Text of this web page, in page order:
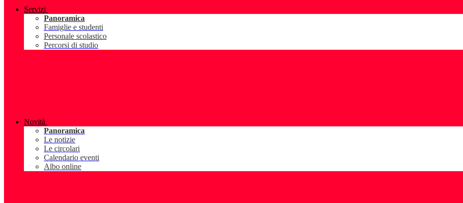
Servizi
Panoramica
Famiglie e studenti
Personale scolastico
Percorsi di studio
Novità
Panoramica
Le notizie
Le circolari
Calendario eventi
Albo online